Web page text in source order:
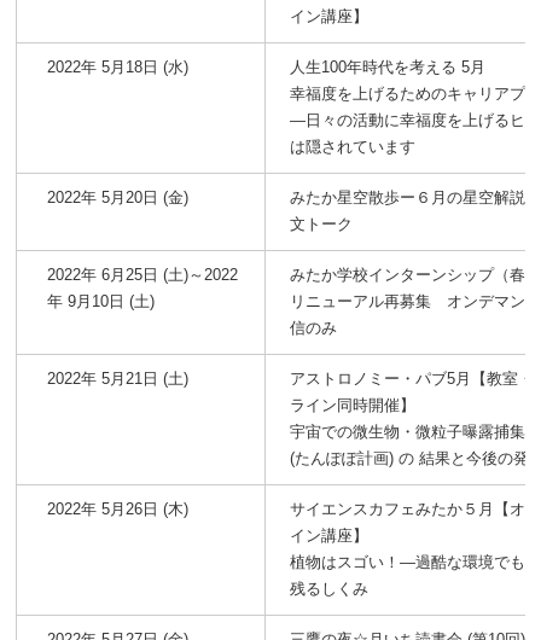
イン講座】
2022年 5月18日 (水)
人生100年時代を考える 5月
幸福度を上げるためのキャリアプ
―日々の活動に幸福度を上げるヒ
は隠されています
2022年 5月20日 (金)
みたか星空散歩ー６月の星空解説
文トーク
2022年 6月25日 (土)～2022
年 9月10日 (土)
みたか学校インターンシップ（春
リニューアル再募集 オンデマン
信のみ
2022年 5月21日 (土)
アストロノミー・パブ5月【教室・
ライン同時開催】
宇宙での微生物・微粒子曝露捕集
(たんぽぽ計画) の 結果と今後の発
2022年 5月26日 (木)
サイエンスカフェみたか５月【オ
イン講座】
植物はスゴい！―過酷な環境でも
残るしくみ